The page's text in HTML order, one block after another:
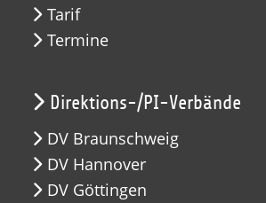
Tarif
Termine
Direktions-/PI-Verbände
DV Braunschweig
DV Hannover
DV Göttingen